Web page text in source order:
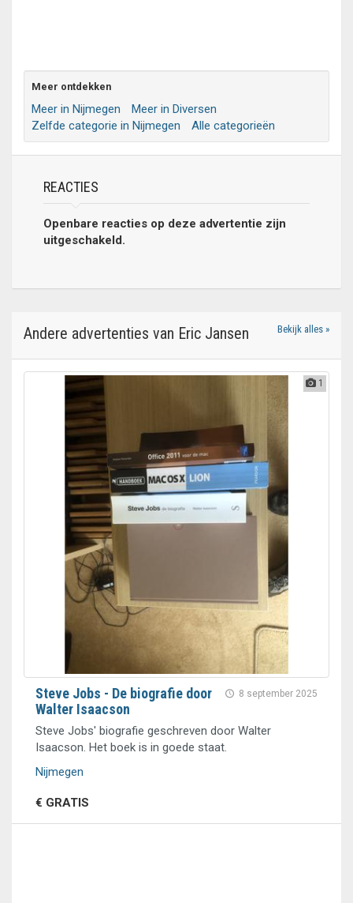
Meer ontdekken
Meer in Nijmegen
Meer in Diversen
Zelfde categorie in Nijmegen
Alle categorieën
REACTIES
Openbare reacties op deze advertentie zijn
uitgeschakeld.
Andere advertenties van Eric Jansen Bekijk alles »
1
8 september 2025
Steve Jobs - De biografie door
Walter Isaacson
Steve Jobs' biografie geschreven door Walter
Isaacson. Het boek is in goede staat.
Nijmegen
€ GRATIS